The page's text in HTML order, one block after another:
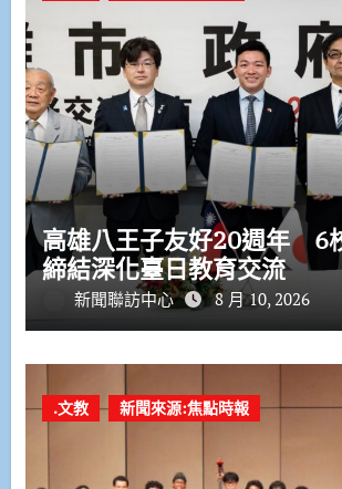
高雄八王子友好20週年 6
締結深化臺日教育交流
新聞聯訪中心 8 月 10, 2026
.文教 新聞來源:焦點時報